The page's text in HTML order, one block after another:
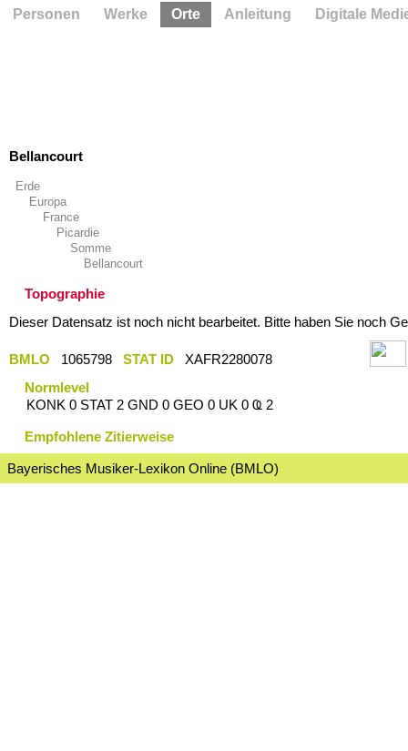
Bellancourt
Erde
Europa
France
Picardie
Somme
Bellancourt
Topographie
Dieser Datensatz ist noch nicht bearbeitet. Bitte haben Sie noch
BMLO 1065798 STAT ID
XAFR2280078
Normlevel
KONK 0 STAT 2 GND 0 GEO 0 UK 0 Ҩ 2
Empfohlene Zitierweise
Bayerisches Musiker-Lexikon Online (BMLO)
Personen Werke Orte Anleitung Digitale